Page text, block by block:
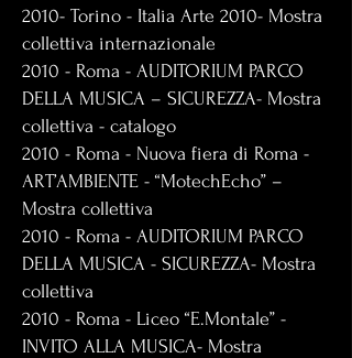
2010- Torino - Italia Arte 2010- Mostra
collettiva internazionale
2010 - Roma - AUDITORIUM PARCO
DELLA MUSICA – SICUREZZA- Mostra
collettiva - catalogo
2010 - Roma - Nuova fiera di Roma -
ART’AMBIENTE - “MotechEcho” –
Mostra collettiva
2010 - Roma - AUDITORIUM PARCO
DELLA MUSICA - SICUREZZA- Mostra
collettiva
2010 - Roma - Liceo “E.Montale” -
INVITO ALLA MUSICA- Mostra